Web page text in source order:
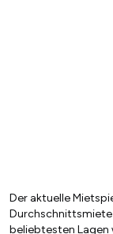
Der aktuelle
Durchschnittsmiete
beliebtesten Lagen